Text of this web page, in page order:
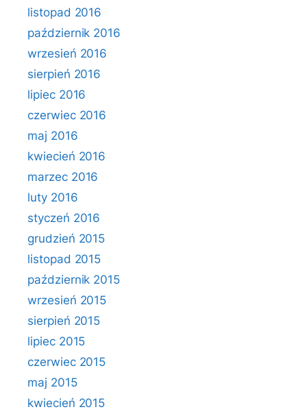
listopad 2016
październik 2016
wrzesień 2016
sierpień 2016
lipiec 2016
czerwiec 2016
maj 2016
kwiecień 2016
marzec 2016
luty 2016
styczeń 2016
grudzień 2015
listopad 2015
październik 2015
wrzesień 2015
sierpień 2015
lipiec 2015
czerwiec 2015
maj 2015
kwiecień 2015